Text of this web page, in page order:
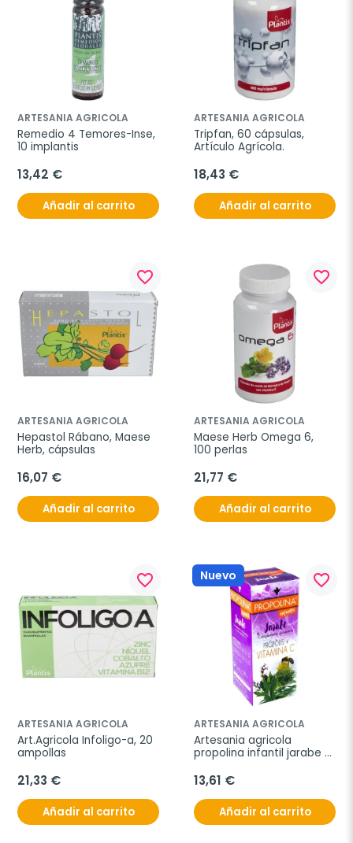
ARTESANIA AGRICOLA
Remedio 4 Temores-Inse,
10 implantis
13,42 €
Añadir al carrito
ARTESANIA AGRICOLA
Tripfan, 60 cápsulas,
Artículo Agrícola.
18,43 €
Añadir al carrito
favorite_border
ARTESANIA AGRICOLA
Hepastol Rábano, Maese
Herb, cápsulas
16,07 €
Añadir al carrito
favorite_border
ARTESANIA AGRICOLA
Maese Herb Omega 6,
100 perlas
21,77 €
Añadir al carrito
favorite_border
ARTESANIA AGRICOLA
Art.Agricola Infoligo-a, 20
ampollas
21,33 €
Añadir al carrito
Nuevo favorite_border
ARTESANIA AGRICOLA
Artesania agricola
propolina infantil jarabe
13,61 €
Añadir al carrito